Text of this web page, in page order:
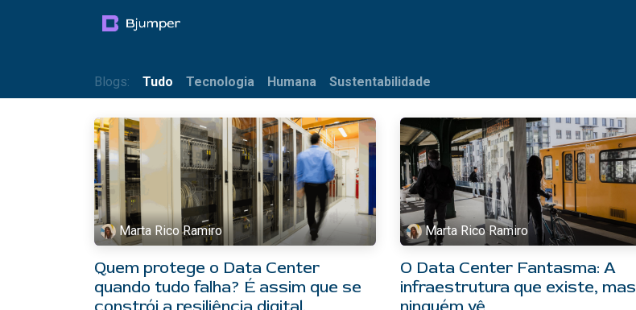
Blogs: Tudo Tecnologia Humana Sustentabilidade
Marta Rico Ramiro
Quem protege o Data Center
quando tudo falha? É assim que se
Marta Rico Ramiro
O Data Center Fantasma: A
infraestrutura que existe, mas